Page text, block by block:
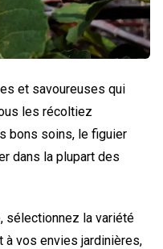
et savoureuses qui
les récoltiez
bons soins, le figuier
dans la plupart des
sélectionnez la variété
à vos envies jardinières,